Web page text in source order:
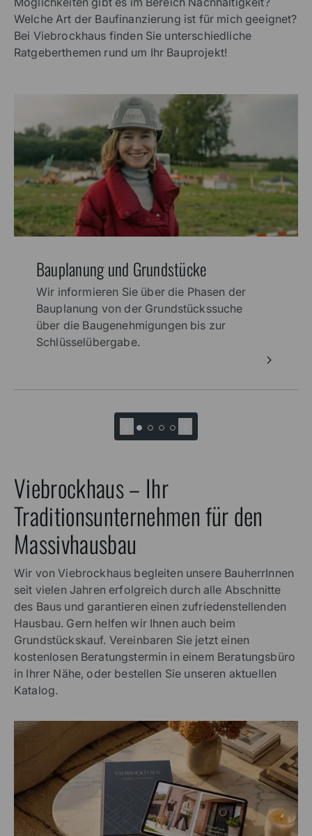
Welche Art der Baufinanzierung ist für mich geeignet?
Bei Viebrockhaus finden Sie unterschiedliche
Ratgeberthemen rund um Ihr Bauprojekt!
Bauplanung und Grundstücke
Wir informieren Sie über die Phasen der
Bauplanung von der Grundstückssuche
über die Baugenehmigungen bis zur
Schlüsselübergabe.
Viebrockhaus – Ihr
Traditionsunternehmen für den
Massivhausbau
Wir von Viebrockhaus begleiten unsere BauherrInnen
seit vielen Jahren erfolgreich durch alle Abschnitte
des Baus und garantieren einen zufriedenstellenden
Hausbau. Gern helfen wir Ihnen auch beim
Grundstückskauf. Vereinbaren Sie jetzt einen
kostenlosen Beratungstermin in einem Beratungsbüro
in Ihrer Nähe, oder bestellen Sie unseren aktuellen
Katalog.